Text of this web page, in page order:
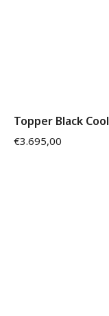
Topper Black Cool
€3.695,00